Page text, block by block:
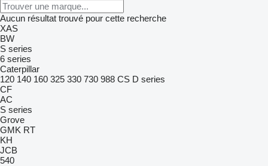
Aucun résultat trouvé pour cette recherche
XAS
BW
S series
6 series
Caterpillar
120 140 160 325 330 730 988 CS D series
CF
AC
S series
Grove
GMK RT
KH
JCB
540